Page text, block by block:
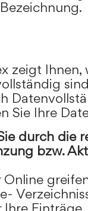
zeigt
Sie Ihre
durch die
bzw.